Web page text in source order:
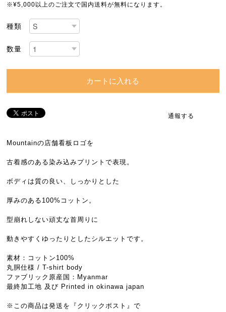
※¥5,000以上のご注文で国内送料が無料になります。
種類
数量
カートに入れる
通報する
Mountainの店舗看板ロゴを
古着感のある染み込みプリントで表現。
ボディは質の良い、しっかりとした
厚みのある100%コットン。
型崩れしない頑丈な首周りに
動きやすくゆったりとしたシルエットです。
素材：コットン100%
丸胴仕様 / T-shirt body
ファブリック原産国：Myanmar
最終加工地 及び Printed in okinawa japan
※この商品は発送を『クリックポスト』で